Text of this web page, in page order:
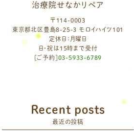
治療院せなかリペア
〒114-0003
東京都北区豊島8-25-3 モロイハイツ101
定休日：月曜日
日・祝は15時まで受付
[ご予約] 03-5933-6789
Recent posts
最近の投稿